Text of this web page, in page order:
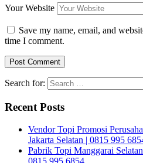
Your Website
Save my name, email, and
time I comment.
Search for:
Recent Posts
Vendor Topi Promosi
Jakarta Selatan | 0815 995
Pabrik Topi Manggarai